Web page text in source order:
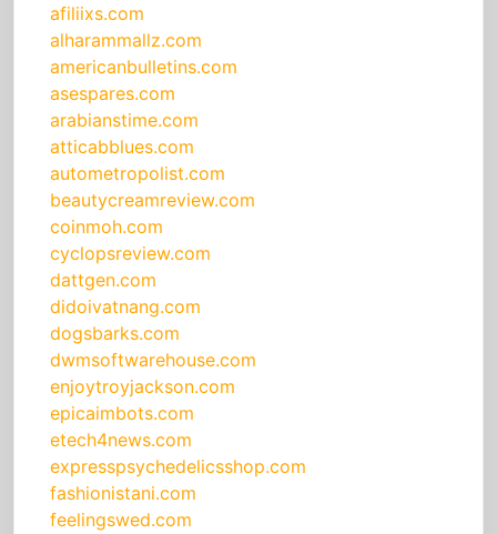
afiliixs.com
alharammallz.com
americanbulletins.com
asespares.com
arabianstime.com
atticabblues.com
autometropolist.com
beautycreamreview.com
coinmoh.com
cyclopsreview.com
dattgen.com
didoivatnang.com
dogsbarks.com
dwmsoftwarehouse.com
enjoytroyjackson.com
epicaimbots.com
etech4news.com
expresspsychedelicsshop.com
fashionistani.com
feelingswed.com